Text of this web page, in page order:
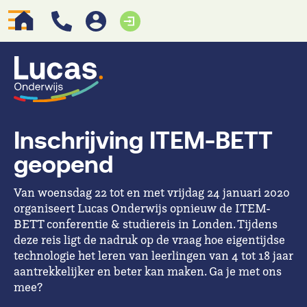
Inschrijving ITEM-BETT
geopend
Van woensdag 22 tot en met vrijdag 24 januari 2020
organiseert Lucas Onderwijs opnieuw de ITEM-
BETT conferentie & studiereis in Londen. Tijdens
deze reis ligt de nadruk op de vraag hoe eigentijdse
technologie het leren van leerlingen van 4 tot 18 jaar
aantrekkelijker en beter kan maken. Ga je met ons
mee?